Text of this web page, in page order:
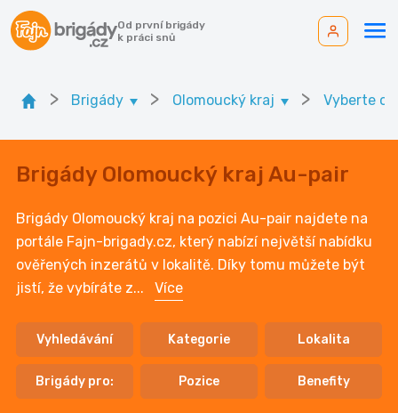
Od první brigády
k práci snů
> Brigády > Olomoucký kraj > Vyberte
Brigády Olomoucký kraj Au-pair
Brigády Olomoucký kraj na pozici Au-pair najdete na
portále Fajn-brigady.cz, který nabízí největší nabídku
ověřených inzerátů v lokalitě. Díky tomu můžete být
jistí, že vybíráte z... Více
Vyhledávání Kategorie Lokalita
Brigády pro: Pozice Benefity